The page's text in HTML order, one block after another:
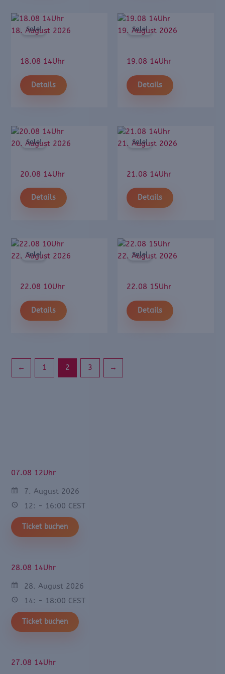
07.08 12Uhr
7. August 2026
12: - 16:00 CEST
Ticket buchen
28.08 14Uhr
28. August 2026
14: - 18:00 CEST
Ticket buchen
27.08 14Uhr
18. August 2026
Sale!
18.08 14Uhr
Details
19. August 2026
Sale!
19.08 14Uhr
Details
20. August 2026
Sale!
20.08 14Uhr
Details
21. August 2026
Sale!
21.08 14Uhr
Details
22. August 2026
Sale!
22.08 10Uhr
Details
22. August 2026
Sale!
22.08 15Uhr
Details
← 1 2 3 →